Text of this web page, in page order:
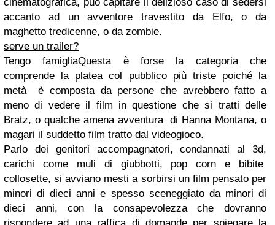
accanto ad un avventore travestito da Elfo, o da
maghetto tredicenne, o da zombie.
serve un trailer?
Tengo famigliaQuesta è forse la categoria che
comprende la platea col pubblico più triste poiché la
metà è composta da persone che avrebbero fatto a
meno di vedere il film in questione che si tratti delle
Bratz, o qualche amena avventura di Hanna Montana, o
magari il suddetto film tratto dal videogioco.
Parlo dei genitori accompagnatori, condannati al 3d,
carichi come muli di giubbotti, pop corn e bibite
collosette, si avviano mesti a sorbirsi un film pensato per
minori di dieci anni e spesso sceneggiato da minori di
dieci anni, con la consapevolezza che dovranno